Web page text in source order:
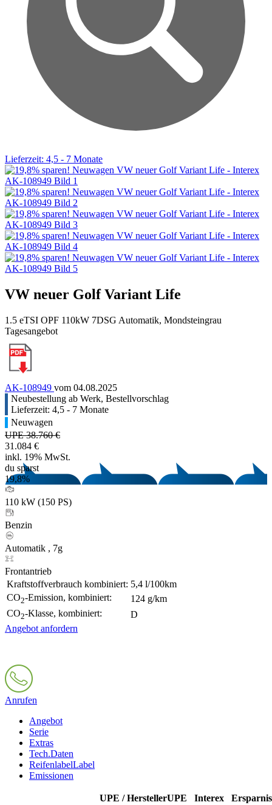
Lieferzeit: 4,5 - 7 Monate
VW neuer Golf Variant Life
1.5 eTSI OPF 110kW 7DSG Automatik, Mondsteingrau
Tagesangebot
AK-108949 vom 04.08.2025
Neubestellung ab Werk, Bestellvorschlag
Lieferzeit: 4,5 - 7 Monate
Neuwagen
UPE 38.760 €
31.084 €
inkl. 19% MwSt.
du sparst
19,8%
110 kW (150 PS)
Benzin
Automatik , 7g
Frontantrieb
Kraftstoffverbrauch kombiniert: 5,4 l/100km
CO2-Emission, kombiniert:
124 g/km
CO2-Klasse, kombiniert:
D
Angebot anfordern
Anrufen
Angebot
Serie
Extras
Tech.Daten
ReifenlabelLabel
Emissionen
UPE / HerstellerUPE Interex
Ersparnis